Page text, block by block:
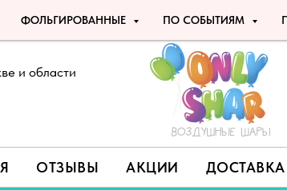
ФОЛЬГИРОВАННЫЕ ПО СОБЫТИЯМ
и области
ОТЗЫВЫ АКЦИИ